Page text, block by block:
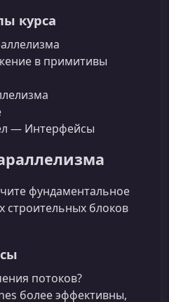
курса
в примитивы
— Интерфейсы
фундаментальное
блоков
потоков?
более эффективны,